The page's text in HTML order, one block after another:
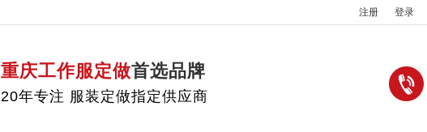
注册 登录
重庆工作服定做首选品牌
20年专注 服装定做指定供应商